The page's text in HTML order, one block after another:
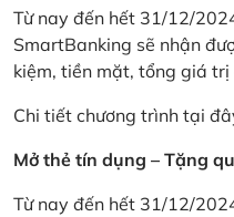
Từ nay đến hết 31/12/
SmartBanking sẽ nhận
kiệm, tiền mặt, tổng giá
Chi tiết chương trình tại
Mở thẻ tín dụng – Tặng
Từ nay đến hết 31/12/